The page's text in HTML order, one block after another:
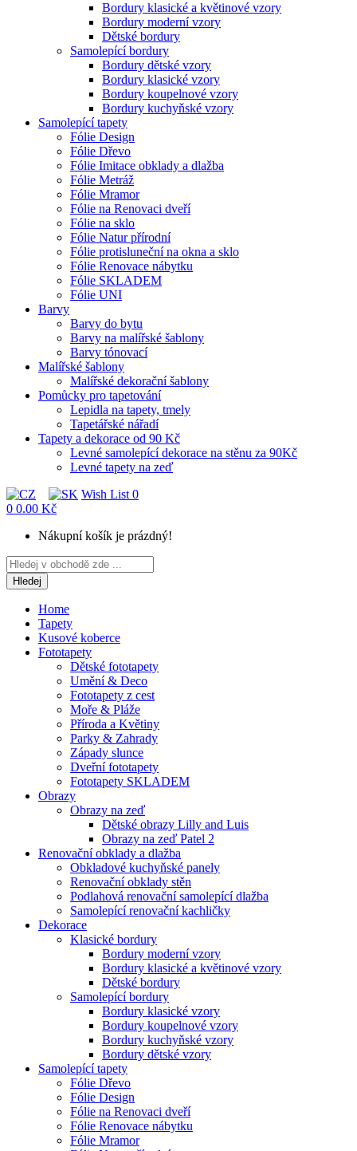
Bordury klasické a květinové vzory
Bordury moderní vzory
Dětské bordury
Samolepící bordury
Bordury dětské vzory
Bordury klasické vzory
Bordury koupelnové vzory
Bordury kuchyňské vzory
Samolepící tapety
Fólie Design
Fólie Dřevo
Fólie Imitace obklady a dlažba
Fólie Metráž
Fólie Mramor
Fólie na Renovaci dveří
Fólie na sklo
Fólie Natur přírodní
Fólie protisluneční na okna a sklo
Fólie Renovace nábytku
Fólie SKLADEM
Fólie UNI
Barvy
Barvy do bytu
Barvy na malířské šablony
Barvy tónovací
Malířské šablony
Malířské dekorační šablony
Pomůcky pro tapetování
Lepidla na tapety, tmely
Tapetářské nářadí
Tapety a dekorace od 90 Kč
Levné samolepící dekorace na stěnu za 90Kč
Levné tapety na zeď
Wish List 0
0 0.00 Kč
Nákupní košík je prázdný!
Hledej
Home
Tapety
Kusové koberce
Fototapety
Dětské fototapety
Umění & Deco
Fototapety z cest
Moře & Pláže
Příroda a Květiny
Parky & Zahrady
Západy slunce
Dveřní fototapety
Fototapety SKLADEM
Obrazy
Obrazy na zeď
Dětské obrazy Lilly and Luis
Obrazy na zeď Patel 2
Renovační obklady a dlažba
Obkladové kuchyňské panely
Renovační obklady stěn
Podlahová renovační samolepící dlažba
Samolepící renovační kachličky
Dekorace
Klasické bordury
Bordury moderní vzory
Bordury klasické a květinové vzory
Dětské bordury
Samolepící bordury
Bordury klasické vzory
Bordury koupelnové vzory
Bordury kuchyňské vzory
Bordury dětské vzory
Samolepící tapety
Fólie Dřevo
Fólie Design
Fólie na Renovaci dveří
Fólie Renovace nábytku
Fólie Mramor